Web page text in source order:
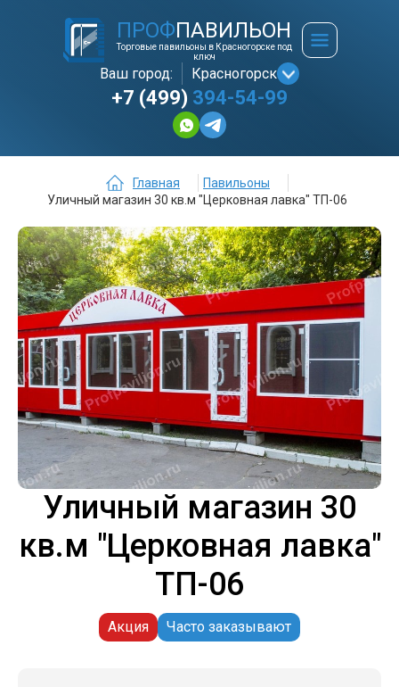
ПРОФПАВИЛЬОН
Торговые павильоны в Красногорске под
ключ
Ваш город: Красногорск
+7 (499) 394-54-99
Главная
Павильоны
Уличный магазин 30 кв.м "Церковная лавка" ТП-06
Уличный магазин 30
кв.м "Церковная лавка"
ТП-06
Акция Часто заказывают